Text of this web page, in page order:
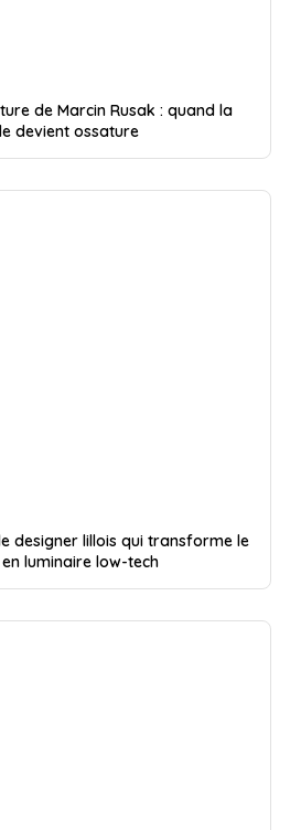
de Marcin Rusak : quand la
devient ossature
designer lillois qui transforme le
luminaire low-tech